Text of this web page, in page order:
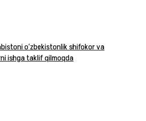
o‘zbekistonlik shifokor va
ishga taklif qilmoqda